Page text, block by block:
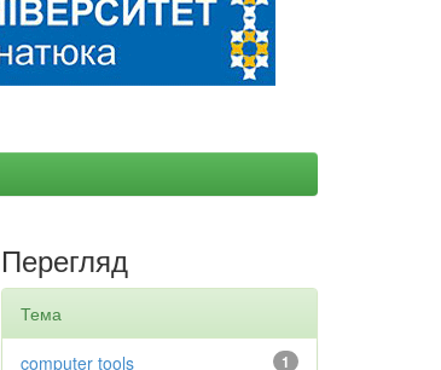
Перегляд
Тема
1
computer tools